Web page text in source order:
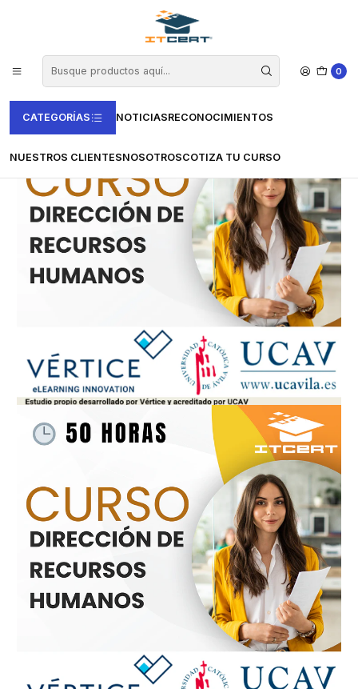
0
CATEGORÍAS NOTICIASRECONOCIMIENTOS
NUESTROS CLIENTESNOSOTROSCOTIZA TU CURSO
Certificación en España
Certificación universitaria (VERTICE-UCAV)
Curso de Dirección de Recursos Humanos - 50 horas